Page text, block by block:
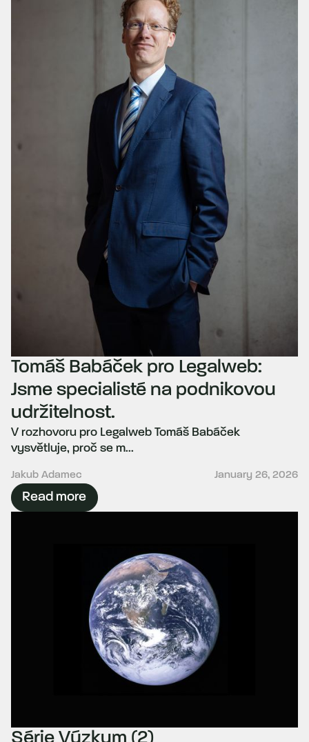
Tomáš Babáček pro Legalweb:
Jsme specialisté na podnikovou
udržitelnost.
V rozhovoru pro Legalweb Tomáš Babáček
vysvětluje, proč se m...
Jakub Adamec January 26, 2026
Read more